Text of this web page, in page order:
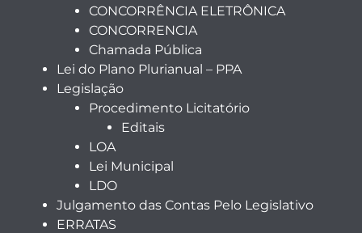
CONCORRÊNCIA ELETRÔNICA
CONCORRENCIA
Chamada Pública
Lei do Plano Plurianual – PPA
Legislação
Procedimento Licitatório
Editais
LOA
Lei Municipal
LDO
Julgamento das Contas Pelo Legislativo
ERRATAS